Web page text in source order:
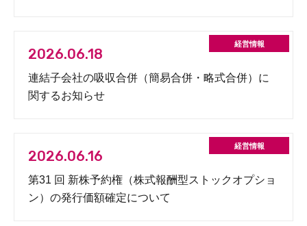
2026.06.18
連結子会社の吸収合併（簡易合併・略式合併）に
関するお知らせ
2026.06.16
第31 回 新株予約権（株式報酬型ストックオプショ
ン）の発行価額確定について